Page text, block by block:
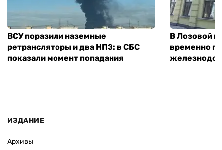
ВСУ поразили наземные
ретрансляторы и два НПЗ: в СБС
показали момент попадания
В Лозовой
временно
ИЗДАНИЕ
Архивы